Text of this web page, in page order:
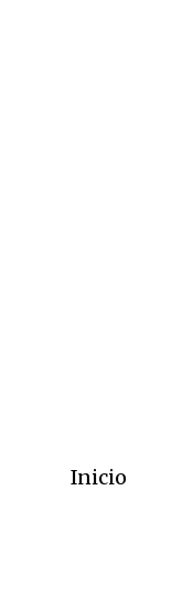
Inicio